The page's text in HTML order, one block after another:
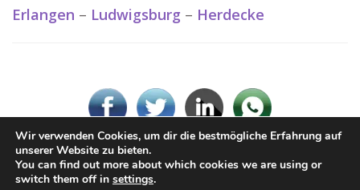
Erlangen – Ludwigsburg – Herdecke
© www-Yoga.de
Wir verwenden Cookies, um dir die bestmögliche Erfahrung auf
unserer Website zu bieten.
You can find out more about which cookies we are using or
switch them off in settings.